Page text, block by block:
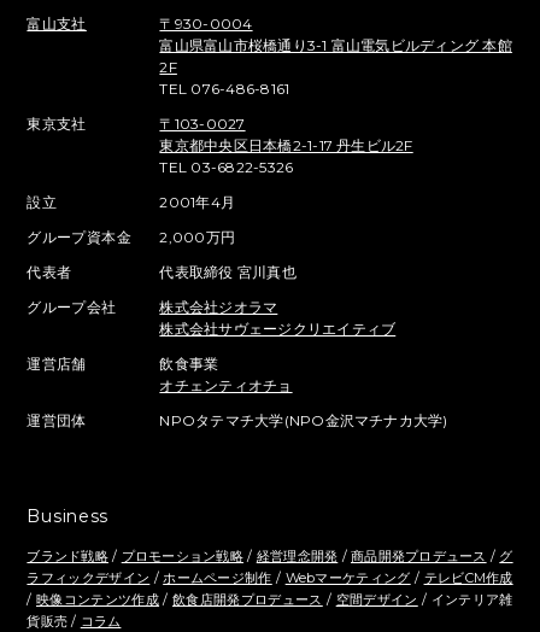
富山支社
〒930-0004
富山県富山市桜橋通り3-1 富山電気ビルディング 本館
2F
TEL 076-486-8161
東京支社
〒103-0027
東京都中央区日本橋2-1-17 丹生ビル2F
TEL 03-6822-5326
設立
2001年4月
グループ資本金
2,000万円
代表者
代表取締役 宮川真也
グループ会社
株式会社ジオラマ
株式会社サヴェージクリエイティブ
運営店舗
飲食事業
オチェンティオチョ
運営団体
NPOタテマチ大学(NPO金沢マチナカ大学)
Business
ブランド戦略/ プロモーション戦略 / 経営理念開発 /商品開発プロデュース / グ
ラフィックデザイン /ホームページ制作 / Webマーケティング / テレビCM作成
/ 映像コンテンツ作成 / 飲食店開発プロデュース / 空間デザイン / インテリア雑
貨販売 / コラム